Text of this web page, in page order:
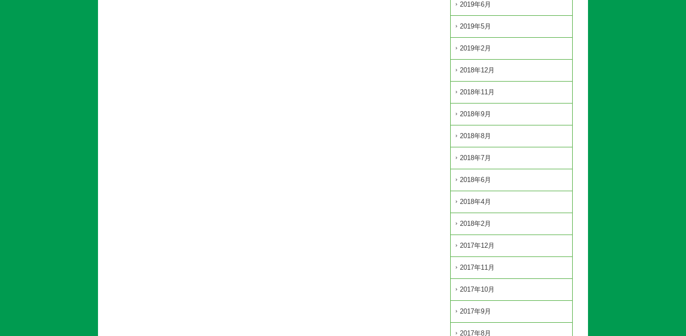
2019年6月
2019年5月
2019年2月
2018年12月
2018年11月
2018年9月
2018年8月
2018年7月
2018年6月
2018年4月
2018年2月
2017年12月
2017年11月
2017年10月
2017年9月
2017年8月